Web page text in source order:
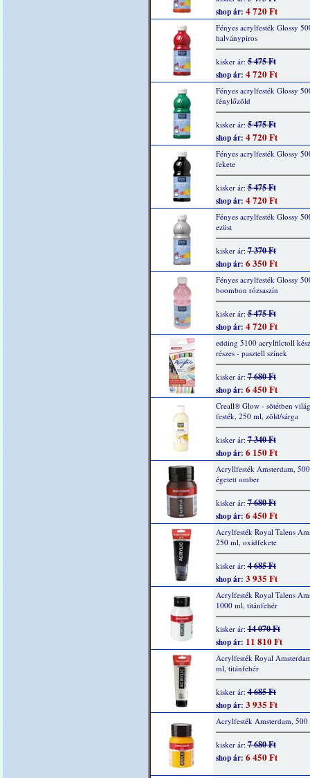
shop ár: 4 720 Ft
Fényes acrylfesték Glossy
halványpiros
kisker ár:5 475 Ft
shop ár: 4 720 Ft
Fényes acrylfesték Glossy
fénylőzöld
kisker ár:5 475 Ft
shop ár: 4 720 Ft
Fényes acrylfesték Glossy
fekete
kisker ár:5 475 Ft
shop ár: 4 720 Ft
Fényes acrylfesték Glossy
ezüst
kisker ár:7 370 Ft
shop ár: 6 350 Ft
Fényes acrylfesték Glossy
boombon rózsaszín
kisker ár:5 475 Ft
shop ár: 4 720 Ft
edding 5100 acrylfilctoll
részes - pasztell színek
kisker ár:7 680 Ft
shop ár: 6 450 Ft
Creall® Glow - sötétben
festék, 250 ml, zöld/sárga
kisker ár:7 340 Ft
shop ár: 6 150 Ft
Acryllfesték Amsterdam,
égetett omber
kisker ár:7 680 Ft
shop ár: 6 450 Ft
Acrylfesték Royal Talens
250 ml, oxidfekete
kisker ár:4 685 Ft
shop ár: 3 935 Ft
Acrylfesték Royal Talens
1000 ml, titánfehér
kisker ár:14 070 Ft
shop ár: 11 810 Ft
Acrylfesték Royal
ml, titánfehér
kisker ár:4 685 Ft
shop ár: 3 935 Ft
Acrylfesték Amsterdam, 500
kisker ár:7 680 Ft
shop ár: 6 450 Ft